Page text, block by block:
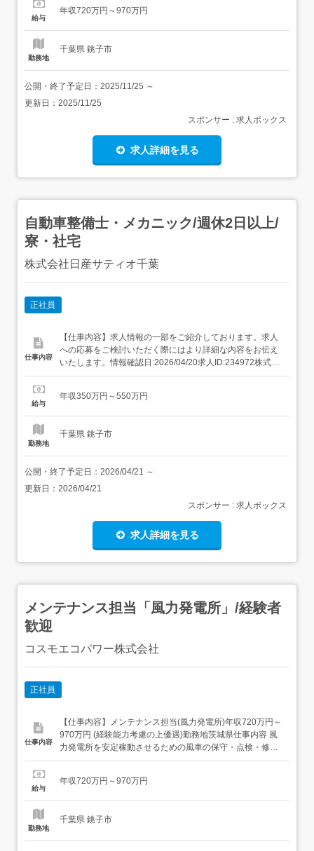
を推進していただきます。<具体的には>・各地の風力発電
給与
年収720万円～970万円
勤務地
千葉県 銚子市
公開・終了予定日： 2025/11/25 ～
更新日： 2025/11/25
スポンサー : 求人ボックス
求人詳細を見る
自動車整備士・メカニック/週休2日以上/
寮・社宅
株式会社日産サティオ千葉
正社員
仕事内容
【仕事内容】求人情報の一部をご紹介しております。求人
への応募をご検討いただく際にはより詳細な内容をお伝え
いたします。情報確認日:2026/04/20求人ID:234972株式会
社日産サティオ千葉 銚子店<CNグループ> 社長が現場を回
ィーラー|休み多め|年収: 350万円 〜 550万円勤務地: 千葉県
給与
年収350万円～550万円
勤務地
千葉県 銚子市
公開・終了予定日： 2026/04/21 ～
更新日： 2026/04/21
スポンサー : 求人ボックス
求人詳細を見る
メンテナンス担当「風力発電所」/経験者
歓迎
コスモエコパワー株式会社
正社員
仕事内容
【仕事内容】メンテナンス担当(風力発電所)年収720万円～
970万円 (経験能力考慮の上優遇)勤務地茨城県仕事内容 風
力発電所を安定稼動させるための風車の保守・点検・修理
業務をご担当いただきます。また同社風力発電設備のみな
を推進していただきます。<具体的には>・各地の風力発電
給与
年収720万円～970万円
勤務地
千葉県 銚子市